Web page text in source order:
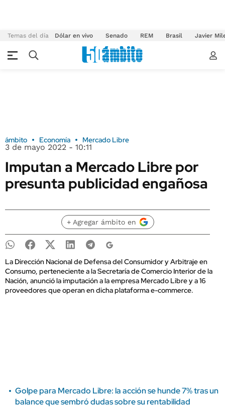
Temas del día Dólar en vivo Senado REM Brasil Javier
ámbito Economía Mercado Libre
3 de mayo 2022 - 10:11
Imputan a Mercado Libre por
presunta publicidad engañosa
+ Agregar ámbito en
La Dirección Nacional de Defensa del Consumidor y Arbitraje en
Consumo, perteneciente a la Secretaría de Comercio Interior de la
Nación, anunció la imputación a la empresa Mercado Libre y a 16
proveedores que operan en dicha plataforma e-commerce.
Golpe para Mercado Libre: la acción se hunde 7% tras un
balance que sembró dudas sobre su rentabilidad